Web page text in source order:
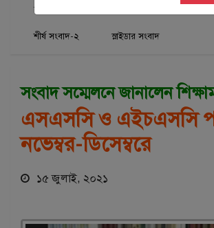
জাতীয়
শীর্ষ সংবাদ-২ স্লাইডার সংবাদ
সংবাদ সম্মেলনে জানালেন
এসএসসি ও এইচএসসি
নভেম্বর-ডিসেম্বরে
১৫ জুলাই, ২০২১